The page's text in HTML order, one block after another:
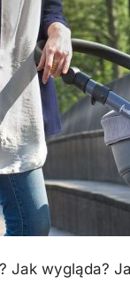
Jak wygląda?